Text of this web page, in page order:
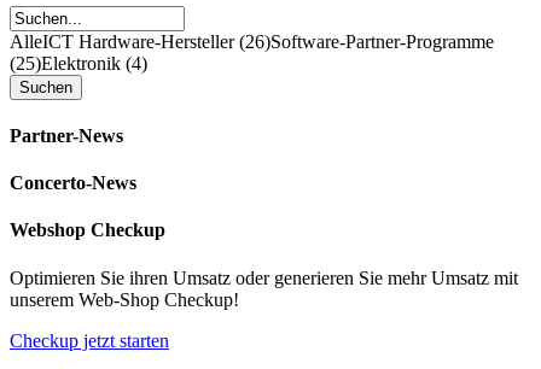
AlleICT Hardware-Hersteller (26)Software-Partner-Programme
(25)Elektronik (4)
Partner-News
Concerto-News
Webshop Checkup
Optimieren Sie ihren Umsatz oder generieren Sie mehr Umsatz mit
unserem Web-Shop Checkup!
Checkup jetzt starten